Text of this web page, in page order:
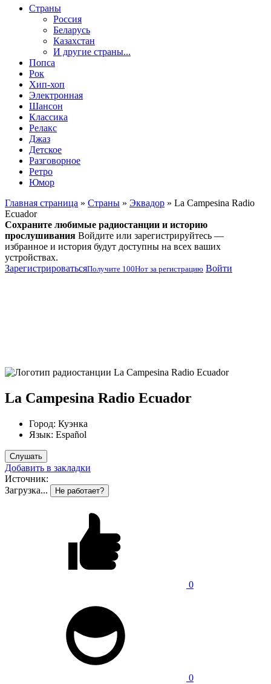
Страны
Россия
Беларусь
Казахстан
И другие страны...
Попса
Рок
Хип-хоп
Электронная
Шансон
Классика
Релакс
Джаз
Детское
Разговорное
Ретро
Юмор
Главная страница » Страны » Эквадор » La Campesina Radio
Ecuador
Сохраните любимые радиостанции и историю
прослушивания Войдите или зарегистрируйтесь —
избранное и история будут доступны на всех ваших
устройствах.
ЗарегистрироватьсяПолучите 100Нот за регистрацию Войти
La Campesina Radio Ecuador
Город: Куэнка
Язык: Español
Слушать
Добавить в закладки
Источник:
Загрузка...
Не работает?
0
0